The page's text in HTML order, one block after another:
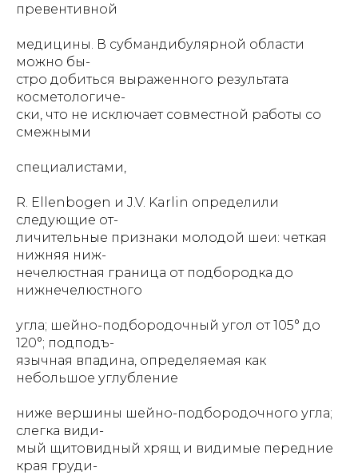
превентивной
медицины. В субмандибулярной области
можно бы-
стро добиться выраженного результата
косметологиче-
ски, что не исключает совместной работы со
смежными
специалистами,
R. Ellenbogen и J.V. Karlin определили
следующие от-
личительные признаки молодой шеи: четкая
нижняя ниж-
нечелюстная граница от подбородка до
нижнечелюстного
угла; шейно-подбородочный угол от 105° до
120°; подподъ-
язычная впадина, определяемая как
небольшое углубление
ниже вершины шейно-подбородочного угла;
слегка види-
мый щитовидный хрящ и видимые передние
края груди-